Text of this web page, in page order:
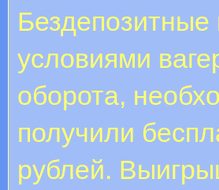
условиями
оборота,
получили
рублей.